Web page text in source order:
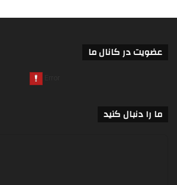
عضویت در کانال ما
ما را دنبال کنید